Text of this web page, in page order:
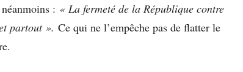
: « La fermeté de la République contre
partout ». Ce qui ne l’empêche pas de flatter le